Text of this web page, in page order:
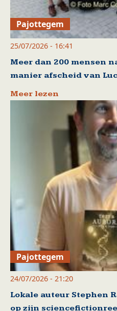
Pajottegem
25/07/2026 - 16:41
Meer dan 200 mensen
manier afscheid van
Meer lezen
Pajottegem
24/07/2026 - 21:20
Lokale auteur Stephen
op zijn